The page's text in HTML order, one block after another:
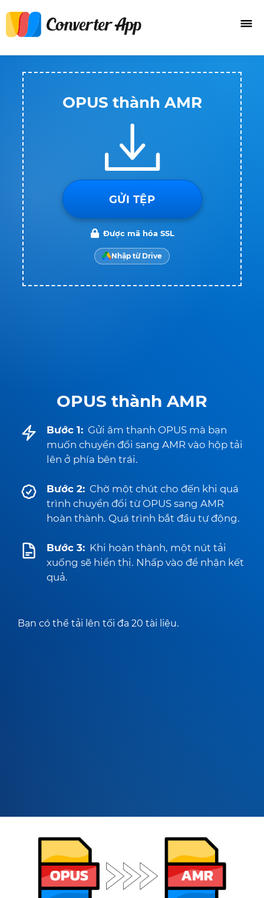
OPUS thành AMR
Bước 1: Gửi âm thanh OPUS mà bạn
muốn chuyển đổi sang AMR vào hộp tải
lên ở phía bên trái.
Bước 2: Chờ một chút cho đến khi quá
trình chuyển đổi từ OPUS sang AMR
hoàn thành. Quá trình bắt đầu tự động.
Bước 3: Khi hoàn thành, một nút tải
xuống sẽ hiển thị. Nhấp vào để nhận kết
quả.
Bạn có thể tải lên tối đa 20 tài liệu.
OPUS thành AMR
GỬI TỆP
Được mã hóa SSL
Nhập từ Drive